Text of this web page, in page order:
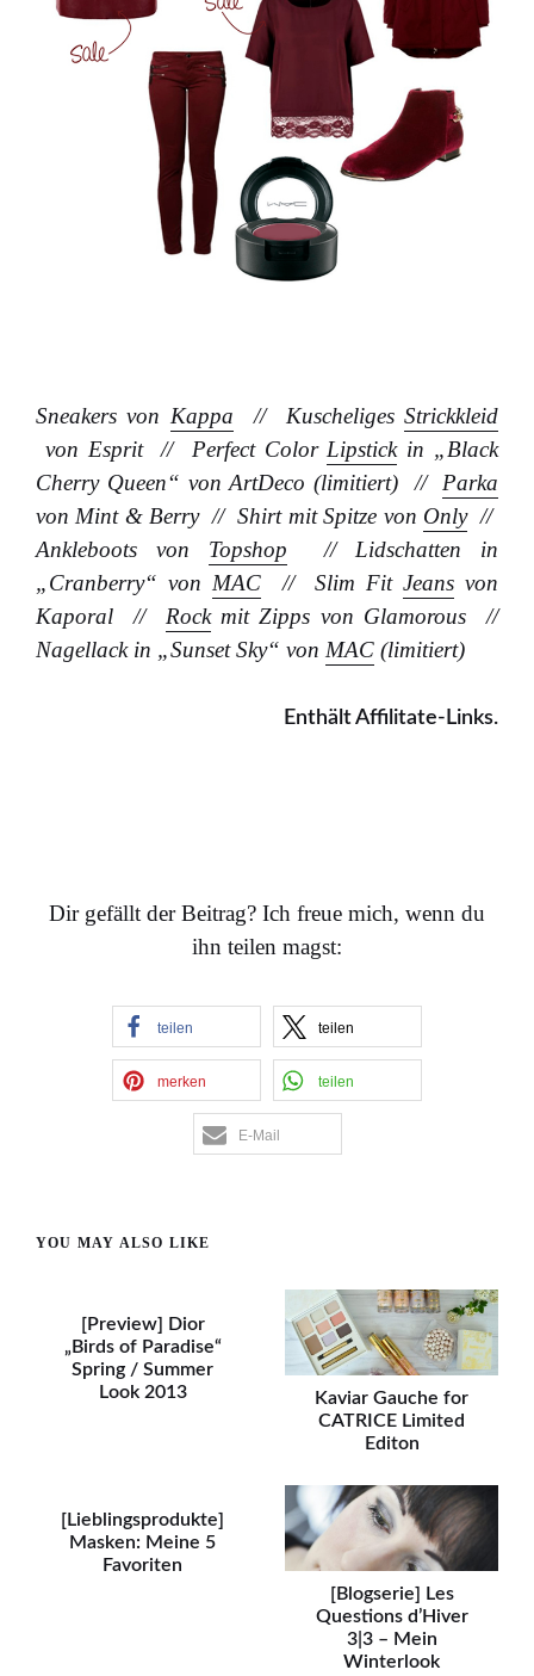
Sneakers von Kappa // KuscheligesStrickkleid
von Esprit // Perfect ColorLipstickin „Black
Cherry Queen“ von ArtDeco (limitiert) // Parka
von Mint & Berry // Shirt mit Spitze von Only//
Ankleboots von Topshop // Lidschatten in
„Cranberry“ von MAC// Slim FitJeans von
Kaporal // Rockmit Zipps von Glamorous //
Nagellack in „Sunset Sky“ von MAC (limitiert)
Enthält Affilitate-Links.
Dir gefällt der Beitrag? Ich freue mich, wenn du
ihn teilen magst:
teilen teilen
merken teilen
E-Mail
YOU MAY ALSO LIKE
[Preview] Dior
„Birds of Paradise“
Spring / Summer
Look 2013
Kaviar Gauche for
CATRICE Limited
Editon
[Lieblingsprodukte]
Masken: Meine 5
Favoriten
[Blogserie] Les
Questions d’Hiver
3|3 – Mein
Winterlook